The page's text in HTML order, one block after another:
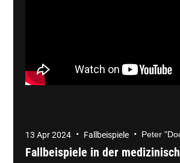
13 Apr 2024 • Fallbeispiele • Peter
Fallbeispiele in der